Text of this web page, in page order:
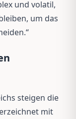
und volatil,
um das
steigen die
mit